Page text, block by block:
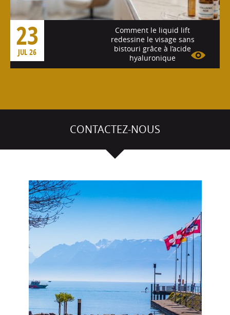
23
JUL 26
Comment le liquid lift
redessine le visage sans
bistouri grâce à l’acide
hyaluronique
CONTACTEZ-NOUS